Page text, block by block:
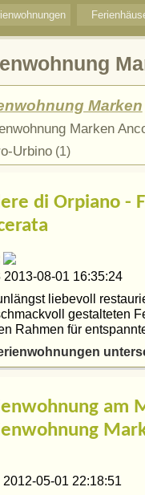
Marken
Marken
Urbino (1)
di Orpiano -
2013-08-01 16:35:24
liebevoll
gestalteten
Rahmen für
am
2012-05-01 22:18:51